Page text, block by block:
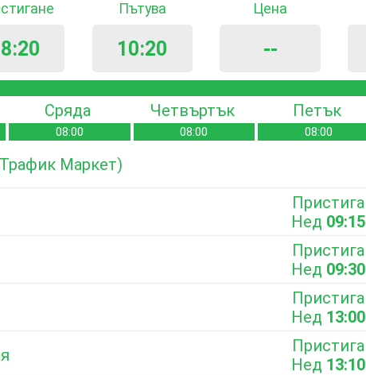
Пътува
10:20
Цена
--
Сряда
08:00
Четвъртък
08:00
Петък
08:00
Маркет)
Пристига
Нед 09:15
Пристига
Нед 09:30
Пристига
Нед 13:00
Пристига
Нед 13:10